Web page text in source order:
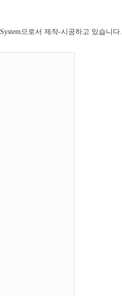
으로서 제작-시공하고 있습니다.